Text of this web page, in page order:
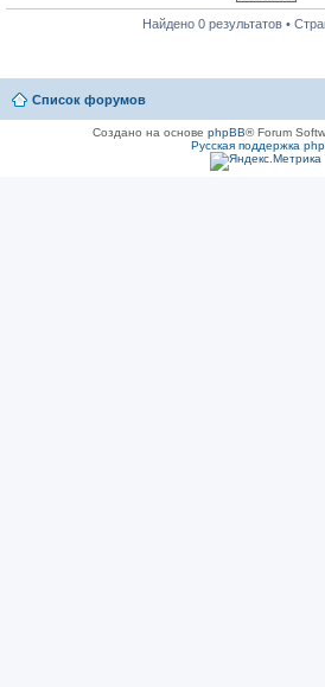
Найдено 0 результатов •
Список форумов
Создано на основе phpBB® Forum
Русская поддержка